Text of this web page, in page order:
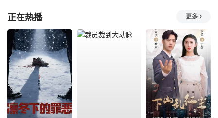
正在热播 更多